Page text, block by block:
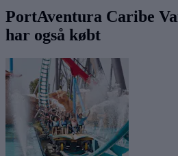
PortAventura Caribe
har også købt